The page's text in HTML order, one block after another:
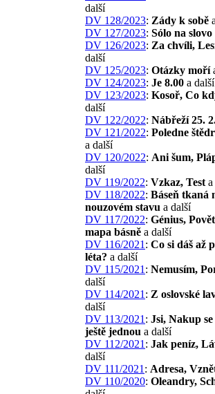
další
DV 128/2023: Zády k sobě
DV 127/2023: Sólo na slovo
DV 126/2023: Za chvíli,
další
DV 125/2023: Otázky moří
DV 124/2023: Je 8.00 a další
DV 123/2023: Kosoř, Co
další
DV 122/2022: Nábřeží 25.
DV 121/2022: Poledne
a další
DV 120/2022: Ani šum,
další
DV 119/2022: Vzkaz, Test
DV 118/2022: Báseň tkaná
nouzovém stavu a další
DV 117/2022: Génius,
mapa básně a další
DV 116/2021 : Co si dáš až
léta? a další
DV 115/2021 : Nemusím,
další
DV 114/2021 : Z oslovské
další
DV 113/2021 : Jsi, Nakup
ještě jednou a další
DV 112/2021 : Jak peníz,
další
DV 111/2021 : Adresa,
DV 110/2020: Oleandry,